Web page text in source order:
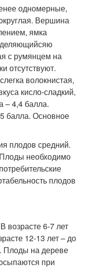
одномерные,
Вершина
ямка
с румянцем на
отсутствуют.
волокнистая,
кисло-сладкий,
– 4,4 балла.
балла. Основное
плодов средний.
необходимо
плодов
возрасте 6-7 лет
12-13 лет – до
Плоды на дереве
при